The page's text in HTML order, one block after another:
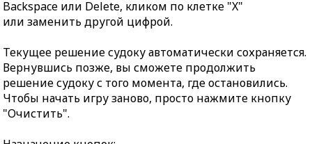
Backspace или Delete, кликом по клетке "X"
или заменить другой цифрой.
Текущее решение судоку автоматически сохраняется.
Вернувшись позже, вы сможете продолжить
решение судоку с того момента, где остановились.
Чтобы начать игру заново, просто нажмите кнопку
"Очистить".